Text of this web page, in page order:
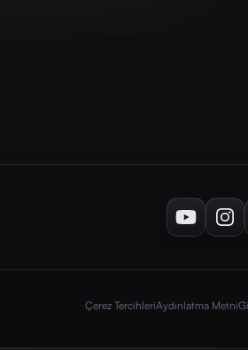
Youtube
Çerez TercihleriAydınlatma Metni